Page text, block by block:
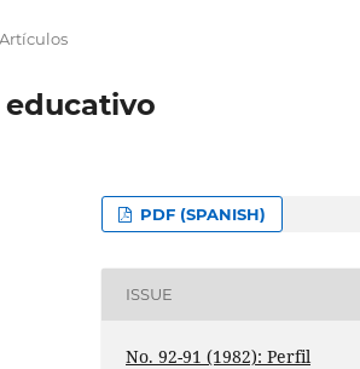
Artículos
PDF (SPANISH)
ISSUE
No. 92-91 (1982): Perfil